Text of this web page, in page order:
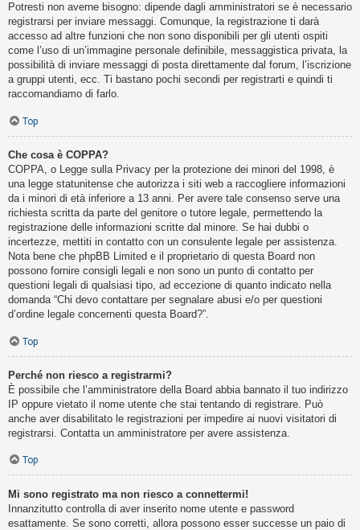
Potresti non averne bisogno: dipende dagli amministratori se è necessario
registrarsi per inviare messaggi. Comunque, la registrazione ti darà
accesso ad altre funzioni che non sono disponibili per gli utenti ospiti
come l’uso di un’immagine personale definibile, messaggistica privata, la
possibilità di inviare messaggi di posta direttamente dal forum, l’iscrizione
a gruppi utenti, ecc. Ti bastano pochi secondi per registrarti e quindi ti
raccomandiamo di farlo.
Top
Che cosa è COPPA?
COPPA, o Legge sulla Privacy per la protezione dei minori del 1998, è
una legge statunitense che autorizza i siti web a raccogliere informazioni
da i minori di età inferiore a 13 anni. Per avere tale consenso serve una
richiesta scritta da parte del genitore o tutore legale, permettendo la
registrazione delle informazioni scritte dal minore. Se hai dubbi o
incertezze, mettiti in contatto con un consulente legale per assistenza.
Nota bene che phpBB Limited e il proprietario di questa Board non
possono fornire consigli legali e non sono un punto di contatto per
questioni legali di qualsiasi tipo, ad eccezione di quanto indicato nella
domanda “Chi devo contattare per segnalare abusi e/o per questioni
d’ordine legale concernenti questa Board?”.
Top
Perché non riesco a registrarmi?
È possibile che l’amministratore della Board abbia bannato il tuo indirizzo
IP oppure vietato il nome utente che stai tentando di registrare. Può
anche aver disabilitato le registrazioni per impedire ai nuovi visitatori di
registrarsi. Contatta un amministratore per avere assistenza.
Top
Mi sono registrato ma non riesco a connettermi!
Innanzitutto controlla di aver inserito nome utente e password
esattamente. Se sono corretti, allora possono esser successe un paio di